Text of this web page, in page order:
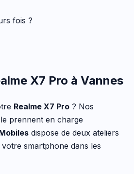
fois ?
X7 Pro à Vannes
Realme X7 Pro ? Nos
prennent en charge
dispose de deux ateliers
smartphone dans les